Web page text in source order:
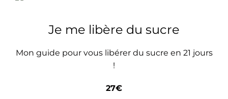
Je me libère du sucre
Mon guide pour vous libérer du sucre en 21 jours
!
27€